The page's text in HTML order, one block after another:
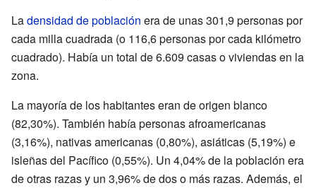
Ladensidad de población era de unas 301,9 personas por
cada milla cuadrada (o 116,6 personas por cada kilómetro
cuadrado). Había un total de 6.609 casas o viviendas en la
zona.
La mayoría de los habitantes eran de origen blanco
(82,30%). También había personas afroamericanas
(3,16%), nativas americanas (0,80%), asiáticas (5,19%) e
isleñas del Pacífico (0,55%). Un 4,04% de la población era
de otras razas y un 3,96% de dos o más razas. Además, el